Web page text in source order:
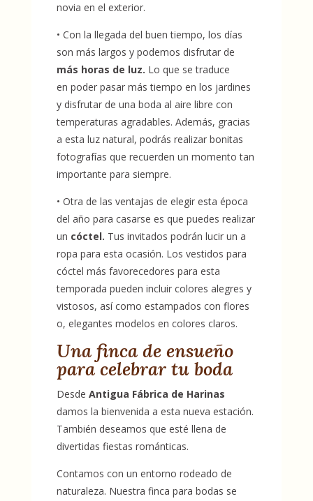
novia en el exterior.
• Con la llegada del buen tiempo, los días
son más largos y podemos disfrutar de
más horas de luz. Lo que se traduce
en poder pasar más tiempo en los jardines
y disfrutar de una boda al aire libre con
temperaturas agradables. Además, gracias
a esta luz natural, podrás realizar bonitas
fotografías que recuerden un momento tan
importante para siempre.
• Otra de las ventajas de elegir esta época
del año para casarse es que puedes realizar
un cóctel. Tus invitados podrán lucir un a
ropa para esta ocasión. Los vestidos para
cóctel más favorecedores para esta
temporada pueden incluir colores alegres y
vistosos, así como estampados con flores
o, elegantes modelos en colores claros.
Una finca de ensueño
para celebrar tu boda
Desde Antigua Fábrica de Harinas
damos la bienvenida a esta nueva estación.
También deseamos que esté llena de
divertidas fiestas románticas.
Contamos con un entorno rodeado de
naturaleza. Nuestra finca para bodas se